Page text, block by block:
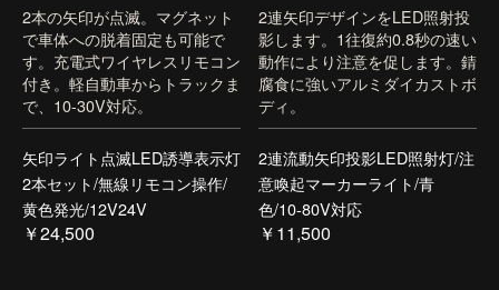
2本の矢印が点滅。マグネット
で車体への脱着固定も可能で
す。充電式ワイヤレスリモコン
付き。軽自動車からトラックま
で、10-30V対応。
矢印ライト点滅LED誘導表示灯
2本セット/無線リモコン操作/
黄色発光/12V24V
￥24,500
2連矢印デザインをLED照射投
影します。1往復約0.8秒の速い
動作により注意を促します。錆
腐食に強いアルミダイカストボ
ディ。
2連流動矢印投影LED照射灯/注
意喚起マーカーライト/青
色/10-80V対応
￥11,500